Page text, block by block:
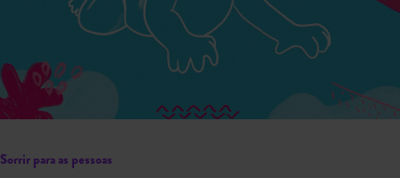
Sorrir para as pessoas